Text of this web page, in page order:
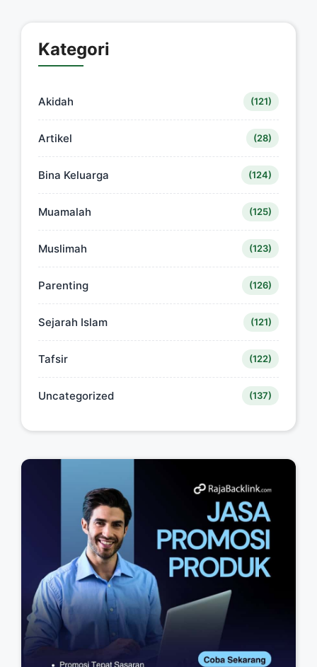
Kategori
Akidah (121)
Artikel (28)
Bina Keluarga (124)
Muamalah (125)
Muslimah (123)
Parenting (126)
Sejarah Islam (121)
Tafsir (122)
Uncategorized (137)